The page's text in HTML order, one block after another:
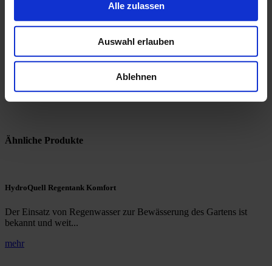
Alle zulassen
Auswahl erlauben
Ablehnen
100 (ohne Üblauf und ohne Leerrohranschluß) gelierfert. Der
Überlauf ist im mitgelieferten KG-Rohr DN 100/DN 100 enthalten.
Ähnliche Produkte
HydroQuell Regentank Komfort
Der Einsatz von Regenwasser zur Bewässerung des Gartens ist
bekannt und weit...
mehr